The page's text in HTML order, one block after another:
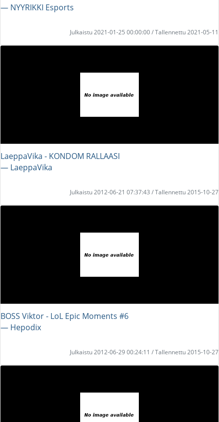
― NYYRIKKI Esports
Julkaistu 2021-01-25 00:00:00 / Tallennettu 2021-05-11
LaeppaVika - KONDOM RALLAASI
― LaeppaVika
Julkaistu 2012-06-21 07:37:43 / Tallennettu 2015-10-27
BOSS Viktor - LoL Epic Moments #6
― Hepodix
Julkaistu 2012-06-29 00:24:11 / Tallennettu 2015-10-27